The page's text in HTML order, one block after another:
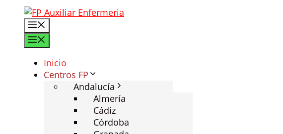
Saltar
contenido
Inicio
Centros FP
Andalucía
Almería
Cádiz
Córdoba